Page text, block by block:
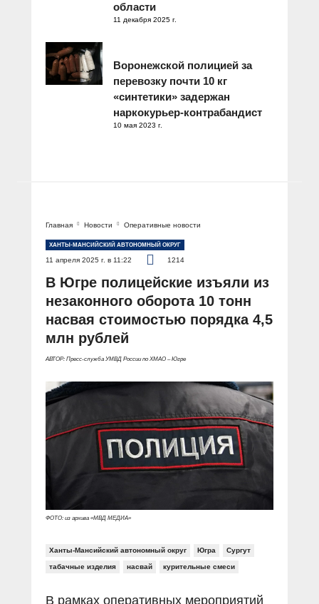
области
11 декабря 2025 г.
Воронежской полицией за
перевозку почти 10 кг
«синтетики» задержан
наркокурьер-контрабандист
10 мая 2023 г.
Главная Новости Оперативные новости
ХАНТЫ-МАНСИЙСКИЙ АВТОНОМНЫЙ ОКРУГ
11 апреля 2025 г. в 11:22 1214
В Югре полицейские изъяли из
незаконного оборота 10 тонн
насвая стоимостью порядка 4,5
млн рублей
АВТОР: Пресс-служба УМВД России по ХМАО – Югре
ФОТО: из архива «МВД МЕДИА»
Ханты-Мансийский автономный округ Югра Сургут
табачные изделия насвай курительные смеси
В рамках оперативных мероприятий